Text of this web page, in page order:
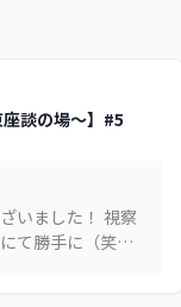
座談の場～】#5
いました！ 視察
て勝手に（笑）